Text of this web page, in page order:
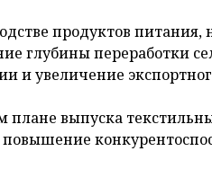
продуктов
глубины переработки
и увеличение
плане выпуска
повышение